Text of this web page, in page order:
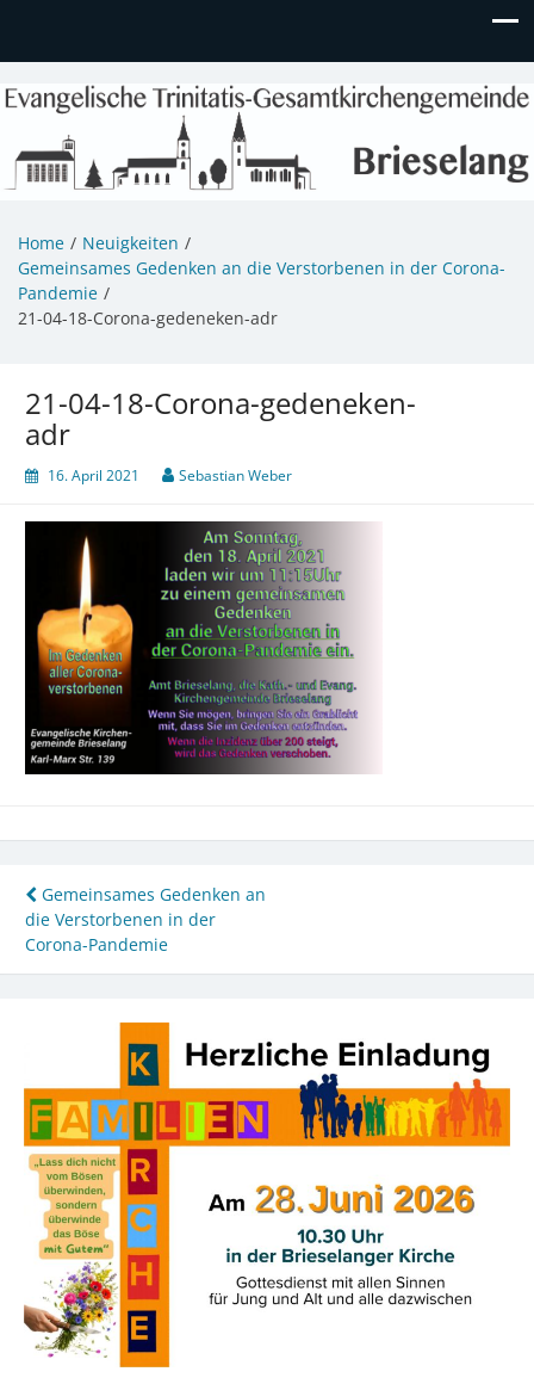
Evangelische Kirchengemeinde
Brieselang
Informationen zu Veranstaltungen, Gemeindeleben und
unserem Kindergarten
Home
Neuigkeiten
Gemeinsames Gedenken an die Verstorbenen in der Corona-
Pandemie
21-04-18-Corona-gedeneken-adr
21-04-18-Corona-gedeneken-
adr
16. April 2021 Sebastian Weber
Beitragsnavigation
Gemeinsames Gedenken an
die Verstorbenen in der
Corona-Pandemie